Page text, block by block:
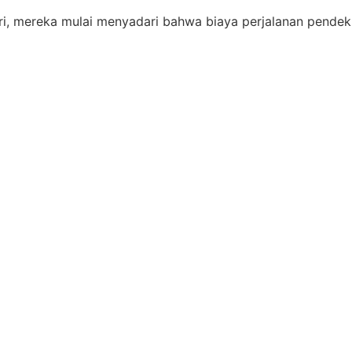
mereka mulai menyadari bahwa biaya perjalanan pendek